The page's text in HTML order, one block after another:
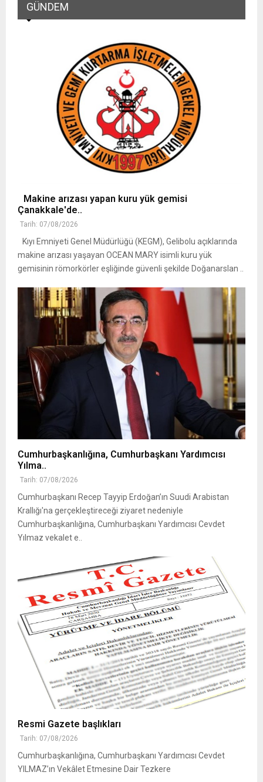
GÜNDEM
Makine arızası yapan kuru yük gemisi
Çanakkale'de..
Tarih: 07/08/2026
Kıyı Emniyeti Genel Müdürlüğü (KEGM), Gelibolu açıklarında
makine arızası yaşayan OCEAN MARY isimli kuru yük
gemisinin römorkörler eşliğinde güvenli şekilde Doğanarslan ..
Cumhurbaşkanlığına, Cumhurbaşkanı Yardımcısı
Yılma..
Tarih: 07/08/2026
Cumhurbaşkanı Recep Tayyip Erdoğan’ın Suudi Arabistan
Krallığı'na gerçekleştireceği ziyaret nedeniyle
Cumhurbaşkanlığına, Cumhurbaşkanı Yardımcısı Cevdet
Yılmaz vekalet e..
Resmi Gazete başlıkları
Tarih: 07/08/2026
Cumhurbaşkanlığına, Cumhurbaşkanı Yardımcısı Cevdet
YILMAZ’ın Vekâlet Etmesine Dair Tezkere